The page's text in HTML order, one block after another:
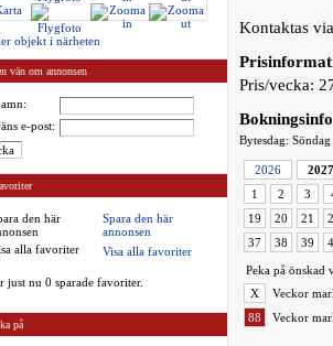
objekt i närheten
vän om annonsen
e-post:
Spara den här
annonsen
Visa alla favoriter
just nu 0 sparade favoriter.
på
Kontaktas
Pris/vecka:
Bytesdag: Söndag
2026
2027
1
2 3
19
20 21
37
38 39
Peka på önskad
X
Veckor
88
Veckor